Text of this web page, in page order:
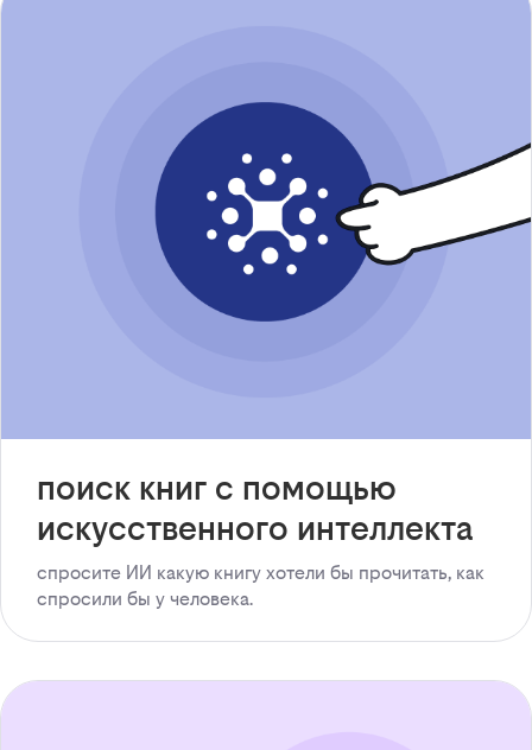
поиск книг с помощью
искусственного интеллекта
спросите ИИ какую книгу хотели бы прочитать, как
спросили бы у человека.